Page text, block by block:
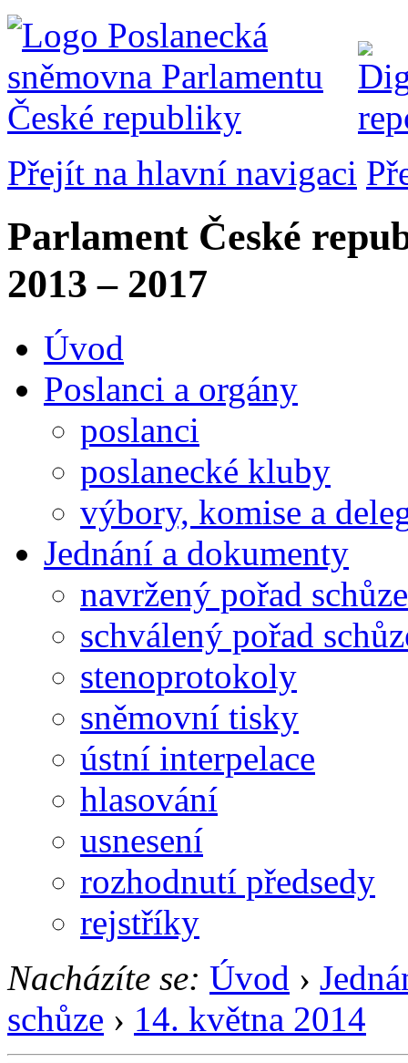
Přejít na hlavní navigaci
Parlament České
2013 – 2017
Úvod
Poslanci a orgány
poslanci
poslanecké kluby
výbory, komise a
Jednání a dokumenty
navržený pořad schůze
schválený pořad
stenoprotokoly
sněmovní tisky
ústní interpelace
hlasování
usnesení
rozhodnutí předsedy
rejstříky
Nacházíte se: Úvod ›
schůze › 14. května 2014